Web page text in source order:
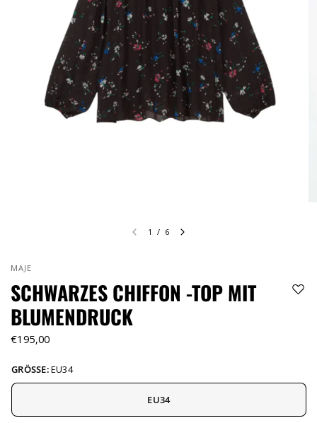
1 / 6
MAJE
SCHWARZES CHIFFON -TOP MIT
BLUMENDRUCK
€195,00
GRÖSSE:EU34
EU34